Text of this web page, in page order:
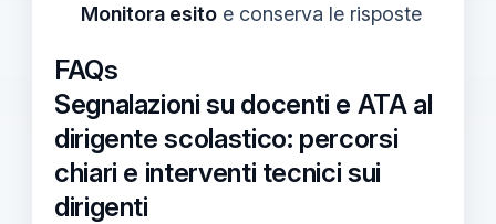
Monitora esito e conserva le risposte
FAQs
Segnalazioni su docenti e ATA al
dirigente scolastico: percorsi
chiari e interventi tecnici sui
dirigenti